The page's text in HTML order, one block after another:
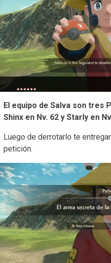
El equipo de Salva son tres
Shinx en Nv. 62 y Starly en
Luego de derrotarlo te
petición.